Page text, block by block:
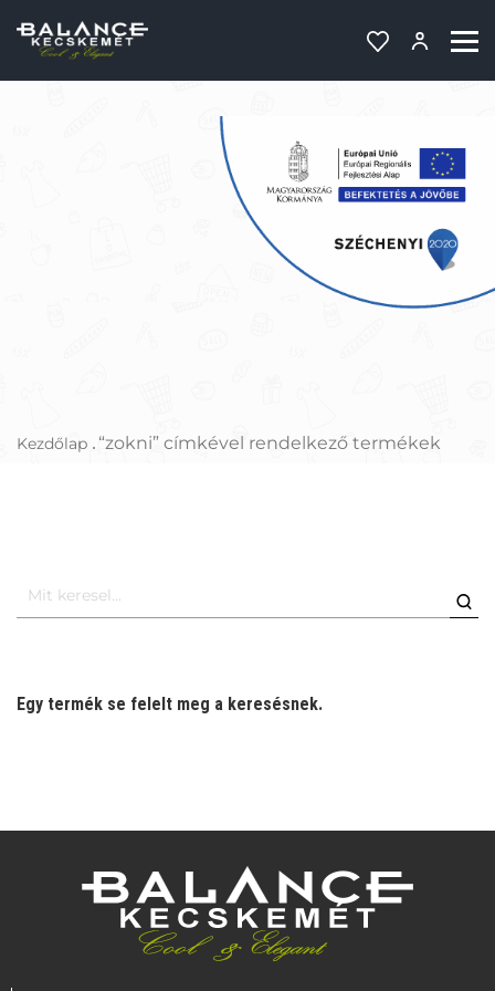
Kezdőlap “zokni” címkével rendelkező termékek
Egy termék se felelt meg a keresésnek.